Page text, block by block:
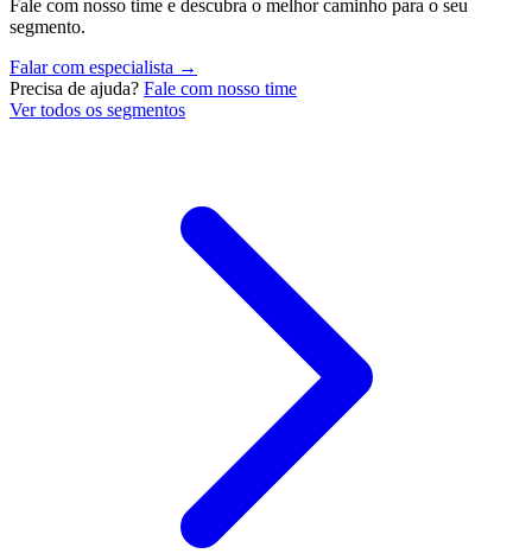
Fale com nosso time e descubra o melhor caminho para o seu
segmento.
Falar com especialista →
Precisa de ajuda? Fale com nosso time
Ver todos os segmentos